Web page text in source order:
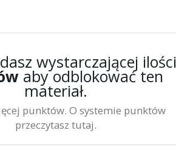
wystarczającej ilości
aby odblokować ten
materiał.
punktów. O systemie punktów
przeczytasz tutaj.